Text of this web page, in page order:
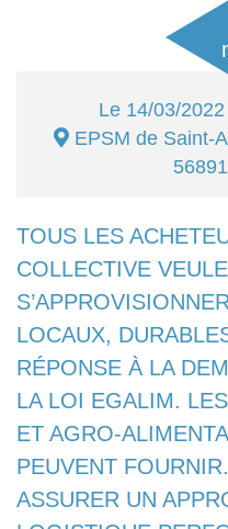
Le 14/03/2022
EPSM de Saint-
56891
TOUS LES
COLLECTIVE
LOCAUX,
RÉPONSE À LA
LA LOI EGALIM.
ET AGRO-
PEUVENT
ASSURER UN